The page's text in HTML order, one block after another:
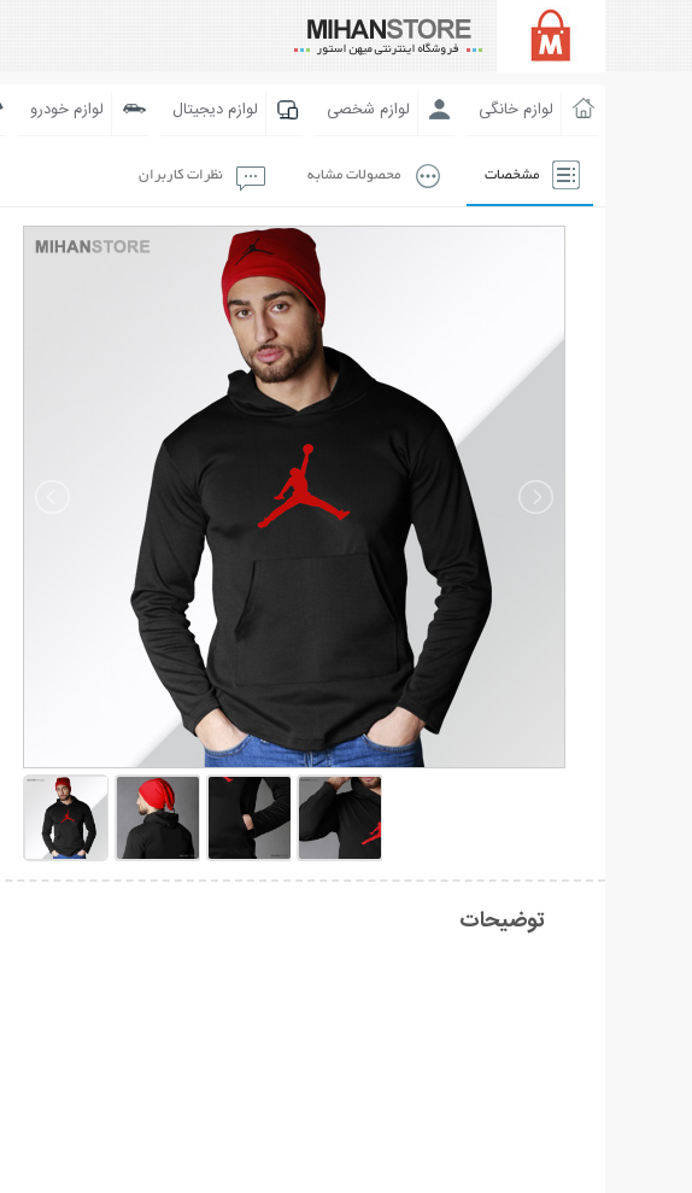
لوازم خانگی لوازم شخصی لوازم دیجیتال لوازم خودرو
مشخصات محصولات مشابه نظرات کاربران
توضیحات